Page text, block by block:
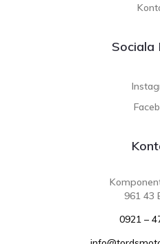
Sociala
961 43
0921 –